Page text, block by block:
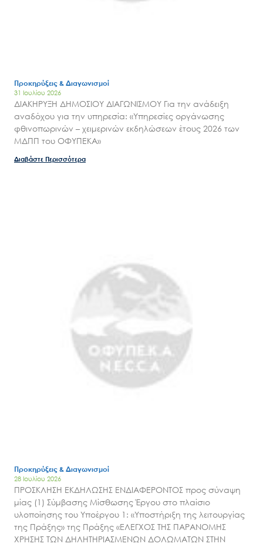
Άξονες δράσης
Εισιτήρια
Επικοινωνία
Προκηρύξεις & Διαγωνισμοί
31 Ιουλίου 2026
ΔΙΑΚΗΡΥΞΗ ΔΗΜΟΣΙΟΥ ΔΙΑΓΩΝΙΣΜΟΥ Για την ανάδειξη
αναδόχου για την υπηρεσία: «Υπηρεσίες οργάνωσης
φθινοπωρινών – χειμερινών εκδηλώσεων έτους 2026 των
ΜΔΠΠ του ΟΦΥΠΕΚΑ»
Διαβάστε Περισσότερα
Προκηρύξεις & Διαγωνισμοί
28 Ιουλίου 2026
ΠΡΟΣΚΛΗΣΗ ΕΚΔΗΛΩΣΗΣ ΕΝΔΙΑΦΕΡΟΝΤΟΣ προς σύναψη
μίας (1) Σύμβασης Μίσθωσης Έργου στο πλαίσιο
υλοποίησης του Υποέργου 1: «Υποστήριξη της λειτουργίας
της Πράξης» της Πράξης «ΕΛΕΓΧΟΣ ΤΗΣ ΠΑΡΑΝΟΜΗΣ
ΧΡΗΣΗΣ ΤΩΝ ΔΗΛΗΤΗΡΙΑΣΜΕΝΩΝ ΔΟΛΩΜΑΤΩΝ ΣΤΗΝ